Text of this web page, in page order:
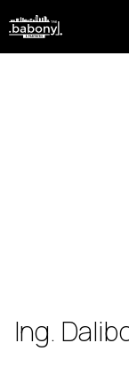
Ing.